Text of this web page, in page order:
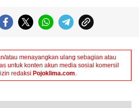
atau menayangkan ulang sebagian atau
untuk konten akun media sosial komersil
redaksi Pojoklima.com